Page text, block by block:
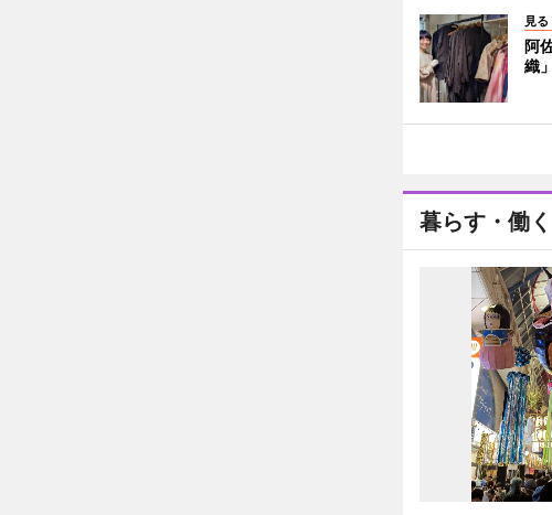
見
阿
織
暮らす・働く